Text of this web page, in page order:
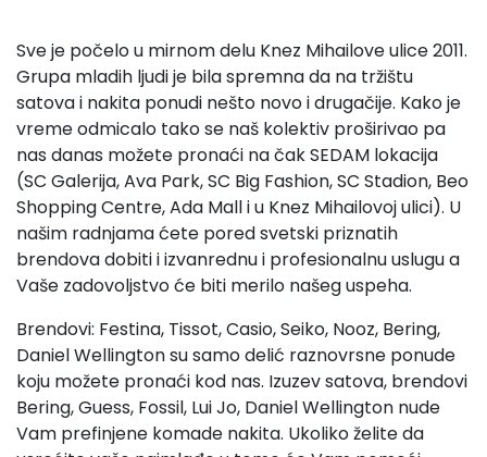
Sve je počelo u mirnom delu Knez Mihailove ulice 2011.
Grupa mladih ljudi je bila spremna da na tržištu
satova i nakita ponudi nešto novo i drugačije. Kako je
vreme odmicalo tako se naš kolektiv proširivao pa
nas danas možete pronaći na čak SEDAM lokacija
(SC Galerija, Ava Park, SC Big Fashion, SC Stadion, Beo
Shopping Centre, Ada Mall i u Knez Mihailovoj ulici). U
našim radnjama ćete pored svetski priznatih
brendova dobiti i izvanrednu i profesionalnu uslugu a
Vaše zadovoljstvo će biti merilo našeg uspeha.
Brendovi: Festina, Tissot, Casio, Seiko, Nooz, Bering,
Daniel Wellington su samo delić raznovrsne ponude
koju možete pronaći kod nas. Izuzev satova, brendovi
Bering, Guess, Fossil, Lui Jo, Daniel Wellington nude
Vam prefinjene komade nakita. Ukoliko želite da